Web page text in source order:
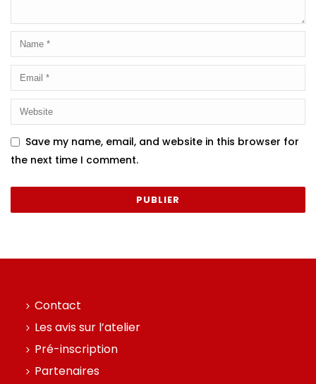
Save my name, email, and website in this browser for
the next time I comment.
Contact
Les avis sur l’atelier
Pré-inscription
Partenaires